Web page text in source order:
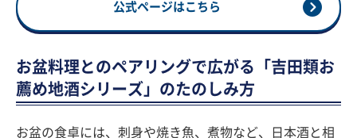
公式ページはこちら
お盆料理とのペアリングで広がる「吉田類お
薦め地酒シリーズ」のたのしみ方
お盆の食卓には、刺身や焼き魚、煮物など、日本酒と相